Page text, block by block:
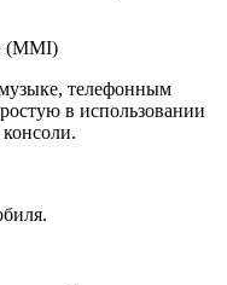
(MMI)
телефонным
в использовании